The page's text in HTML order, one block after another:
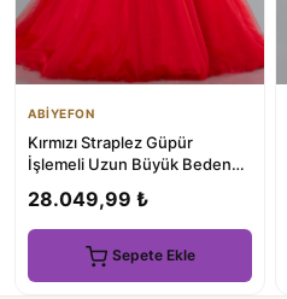
ABİYEFON
Kırmızı Straplez Güpür
İşlemeli Uzun Büyük Beden
28.049,99 ₺
Sepete Ekle